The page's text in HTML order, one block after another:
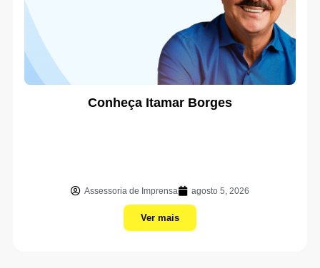
Conheça Itamar Borges
Assessoria de Imprensa agosto 5, 2026
Ver mais